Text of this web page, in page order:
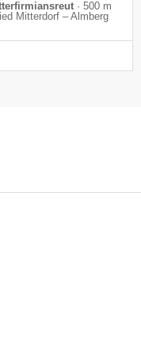
· 500 m
Mitterdorf – Almberg